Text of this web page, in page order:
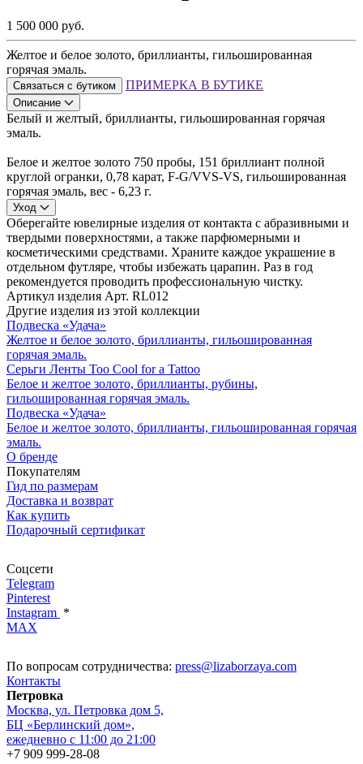
1 500 000 руб.
Желтое и белое золото, бриллианты, гильошированная
горячая эмаль.
Связаться с бутиком ПРИМЕРКА В БУТИКЕ
Описание
Белый и желтый, бриллианты, гильошированная горячая
эмаль.
Белое и желтое золото 750 пробы, 151 бриллиант полной
круглой огранки, 0,78 карат, F-G/VVS-VS, гильошированная
горячая эмаль, вес - 6,23 г.
Уход
Оберегайте ювелирные изделия от контакта с абразивными и
твердыми поверхностями, а также парфюмерными и
косметическими средствами. Храните каждое украшение в
отдельном футляре, чтобы избежать царапин. Раз в год
рекомендуется проводить профессиональную чистку.
Артикул изделия Арт. RL012
Другие изделия из этой коллекции
Подвеска «Удача»
Желтое и белое золото, бриллианты, гильошированная
горячая эмаль.
Серьги Ленты Too Cool for a Tattoo
Белое и желтое золото, бриллианты, рубины,
гильошированная горячая эмаль.
Подвеска «Удача»
Белое и желтое золото, бриллианты, гильошированная горячая
эмаль.
О бренде
Покупателям
Гид по размерам
Доставка и возврат
Как купить
Подарочный сертификат
Соцсети
Telegram
Pinterest
Instagram *
MAX
По вопросам сотрудничества: press@lizaborzaya.com
Контакты
Петровка
Москва, ул. Петровка дом 5,
БЦ «Берлинский дом»,
ежедневно с 11:00 до 21:00
+7 909 999-28-08